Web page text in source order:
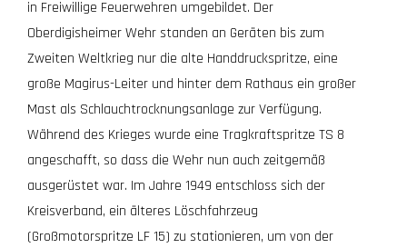
in Freiwillige Feuerwehren umgebildet. Der
Oberdigisheimer Wehr standen an Geräten bis zum
Zweiten Weltkrieg nur die alte Handdruckspritze, eine
große Magirus-Leiter und hinter dem Rathaus ein großer
Mast als Schlauchtrocknungsanlage zur Verfügung.
Während des Krieges wurde eine Tragkraftspritze TS 8
angeschafft, so dass die Wehr nun auch zeitgemäß
ausgerüstet war. Im Jahre 1949 entschloss sich der
Kreisverband, ein älteres Löschfahrzeug
(Großmotorspritze LF 15) zu stationieren, um von der